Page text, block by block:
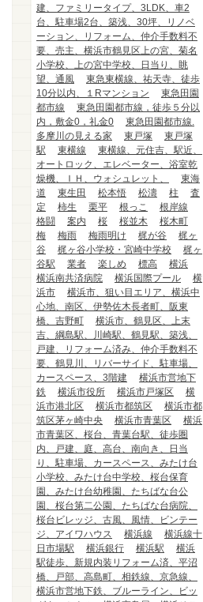
建、ファミリータイプ、3LDK、車2
台、駐車場2台、築浅、30坪、リノベ
ーション、リフォーム、仲介手数料不
要、売主、横浜市鶴見区上の宮、菊名
小学校、上の宮中学校、日当り、眺
望、通風
東急東横線、祐天寺、徒歩
10分以内、１Rマンション
東急田園
都市線
東急田園都市線，徒歩５分以
内，敷金0，礼金0
東急田園都市線.
多摩川の見える家
東戸塚
東戸塚
駅
東横線
東横線、元住吉、駅近、
オートロック、エレベーター、浴室乾
燥機、ＩＨ、ウォシュレット、
東海
道
東生田 松本悟 松濤 柱
査
定
柿生 栗平 根っこ
根岸線
格闘
案内 桜 桜並木
桜木町
梅
梅雨 梅雨明け 梶が谷
梶ヶ
谷
梶ヶ谷小学校・宮崎中学校
梶ヶ
谷駅
業者 楽しめ 標高
横浜
横浜南共済病院
横浜国際プール
横
浜市
横浜市、狙い目エリア、横浜中
心地、南区、伊勢佐木長者町、阪東
橋、吉野町
横浜市、鶴見区、上末
吉、綱島駅、川崎駅、鶴見駅、築浅、
戸建、リフォーム済み、仲介手数料不
要、鶴見川、リバーサイド、駐車場、
カースペース、3階建
横浜市営地下
鉄
横浜市役所 横浜市戸塚区
横
浜市港北区
横浜市都筑区
横浜市都
筑区茅ヶ崎中央
横浜市青葉区
横浜
市青葉区、桜台、青葉台駅、徒歩圏
内、戸建、庭、高台、南向き、日当
り、駐車場、カースペース、みたけ台
小学校、みたけ台中学校、桜台保育
園、みたけ台幼稚園、たちばな台公
園、桜台第二公園、たちばな台病院、
桜台ビレッジ、古風、風情、ビンテー
ジ、アイワハウス
横浜線
横浜線十
日市場駅
横浜銀行 横浜駅
横浜
駅徒歩、新規内装リフォーム済、平沼
橋、戸部、高島町、相鉄線、京急線、
横浜市営地下鉄、ブルーライン、ビッ